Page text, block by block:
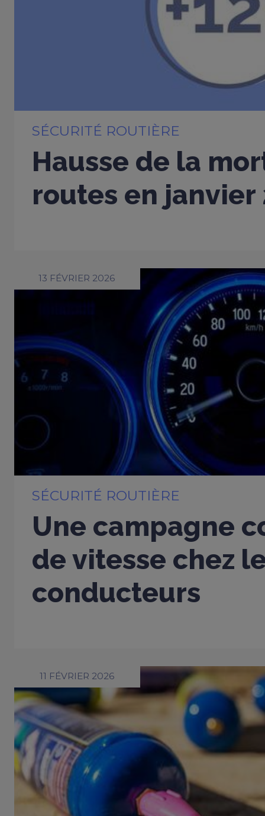
SÉCURITÉ ROUTIÈRE
Hausse de la
routes en janvier
13 FÉVRIER 2026
SÉCURITÉ ROUTIÈRE
Une campagne
de vitesse chez
conducteurs
11 FÉVRIER 2026